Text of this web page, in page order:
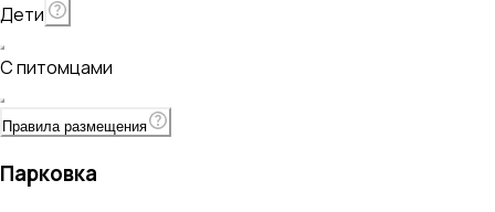
Дети
С питомцами
Правила размещения
Парковка